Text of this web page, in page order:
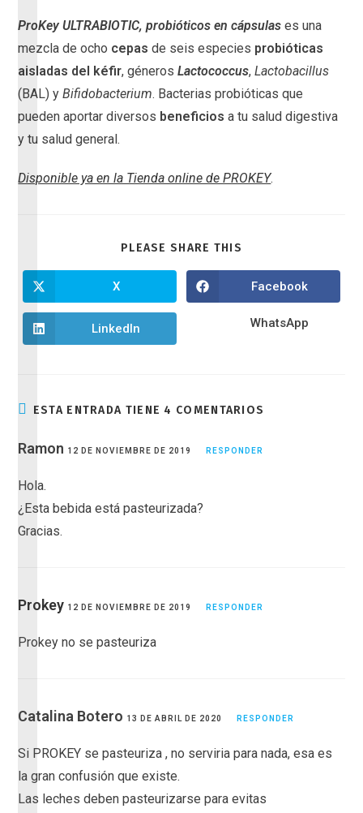
ProKey ULTRABIOTIC, probióticos en cápsulas es una
mezcla de ocho cepas de seis especies probióticas
aisladas del kéfir, génerosLactococcus,Lactobacillus
(BAL) yBifidobacterium. Bacterias probióticas que
pueden aportar diversos beneficios a tu salud digestiva
y tu salud general.
Disponible ya en la Tienda online de PROKEY.
PLEASE SHARE THIS
X Facebook
LinkedIn WhatsApp
ESTA ENTRADA TIENE 4 COMENTARIOS
Ramon 12 DE NOVIEMBRE DE 2019 RESPONDER
Hola.
¿Esta bebida está pasteurizada?
Gracias.
Prokey 12 DE NOVIEMBRE DE 2019 RESPONDER
Prokey no se pasteuriza
Catalina Botero 13 DE ABRIL DE 2020 RESPONDER
Si PROKEY se pasteuriza , no serviria para nada, esa es
la gran confusión que existe.
Las leches deben pasteurizarse para evitas